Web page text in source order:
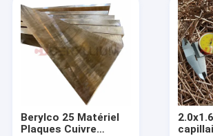
Berylco 25 Matériel
Plaques Cuivre